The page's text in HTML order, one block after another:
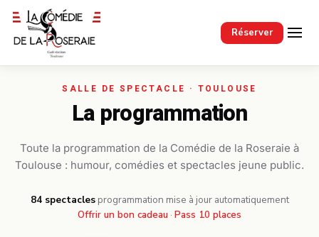
Réserver
Passer au contenu principal
La programmation
Toute la programmation de la Comédie de la Roseraie à
Toulouse : humour, comédies et spectacles jeune public.
84 spectacles· programmation mise à jour automatiquement
Offrir un bon cadeau · Pass 10 places